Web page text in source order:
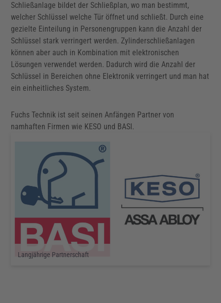
Schließanlage bildet der Schließplan, wo man bestimmt,
welcher Schlüssel welche Tür öffnet und schließt. Durch eine
gezielte Einteilung in Personengruppen kann die Anzahl der
Schlüssel stark verringert werden. Zylinderschließanlagen
können aber auch in Kombination mit elektronischen
Lösungen verwendet werden. Dadurch wird die Anzahl der
Schlüssel in Bereichen ohne Elektronik verringert und man hat
ein einheitliches System.
Fuchs Technik ist seit seinen Anfängen Partner von
namhaften Firmen wie KESO und BASI.
Langjährige Partnerschaft